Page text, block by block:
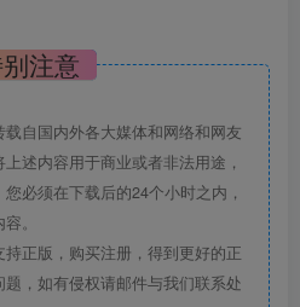
注意
自国内外各大媒体和网络和网友
述内容用于商业或者非法用途，
必须在下载后的24个小时之内，
。
正版，购买注册，得到更好的正
，如有侵权请邮件与我们联系处